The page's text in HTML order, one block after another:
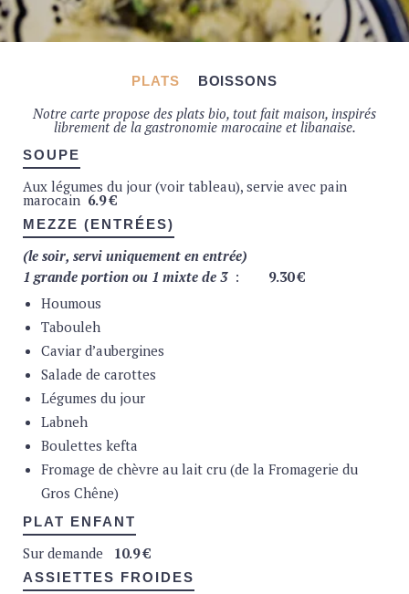
PLATS BOISSONS
Notre carte propose des plats bio, tout fait maison, inspirés
librement de la gastronomie marocaine et libanaise.
SOUPE
Aux légumes du jour (voir tableau), servie avec pain
marocain 6.9 €
MEZZE (ENTRÉES)
(le soir, servi uniquement en entrée)
1 grande portion ou 1 mixte de 3 :
9.30 €
Houmous
Tabouleh
Caviar d’aubergines
Salade de carottes
Légumes du jour
Labneh
Boulettes kefta
Fromage de chèvre au lait cru (de la Fromagerie du
Gros Chêne)
PLAT ENFANT
Sur demande 10.9 €
ASSIETTES FROIDES
JUS
Jus Pajot (bio) pommes
Jus Pajot (bio) pommes cerises
Jus Pajot (bio) pommes oranges3.9 €
SHAKE
Shake aux fruits (bio) du jour
Shake royal (bio) :amandes + lait + avocat + dattes + fruits
en garniture 7.9
Spa plat (25 cl)
Spa plat (50 cl)
Spa plat (1L)6.9 €
Spa pétillant (0.25 cl)
Spa pétillant (0.5 cl)
Spa pétillant (1L)6.9 €
Eau du robinet sur simple demande
SOFTS
Fritz-Kola 4.5 €
Fritz-Kola light4.5€
Fritz-citron4.5
Fritz-melon-miel (bio)
Fritz-orange4.5
Fritz-pomme-cerise-sureau
Club-Mate (Maté pétillant) Original
Cuarenta – Ginger & lemon
Cuarenta – Basil & lemon